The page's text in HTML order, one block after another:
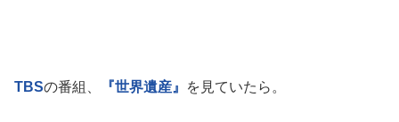
TBSの番組、 『世界遺産』 を見ていたら。